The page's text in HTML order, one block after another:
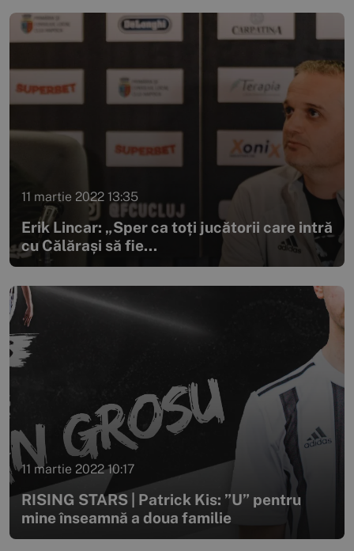
11 martie 2022 13:35
Erik Lincar: „Sper ca toți jucătorii care intră
cu Călărași să fie...
11 martie 2022 10:17
RISING STARS | Patrick Kis: ”U” pentru
mine înseamnă a doua familie